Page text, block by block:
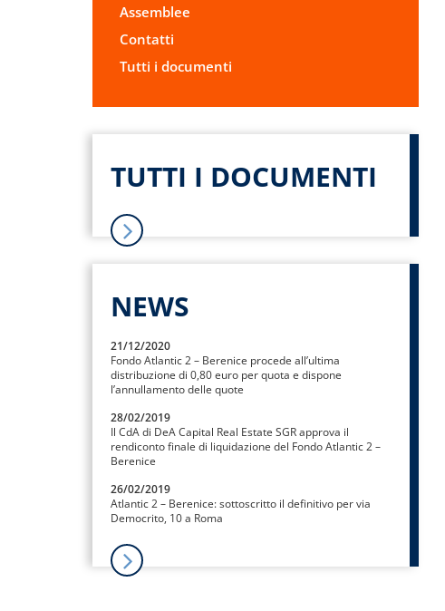
Assemblee
Contatti
Tutti i documenti
TUTTI I DOCUMENTI
NEWS
21/12/2020
Fondo Atlantic 2 – Berenice procede all’ultima
distribuzione di 0,80 euro per quota e dispone
l’annullamento delle quote
28/02/2019
Il CdA di DeA Capital Real Estate SGR approva il
rendiconto finale di liquidazione del Fondo Atlantic 2 –
Berenice
26/02/2019
Atlantic 2 – Berenice: sottoscritto il definitivo per via
Democrito, 10 a Roma